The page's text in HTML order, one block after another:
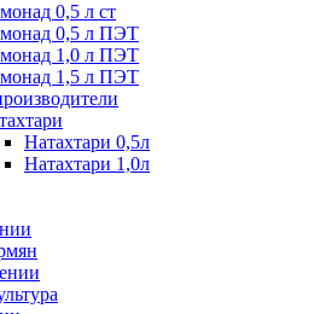
0,5 л ст
0,5 л ПЭТ
1,0 л ПЭТ
1,5 л ПЭТ
Натахтари 0,5л
Натахтари 1,0л